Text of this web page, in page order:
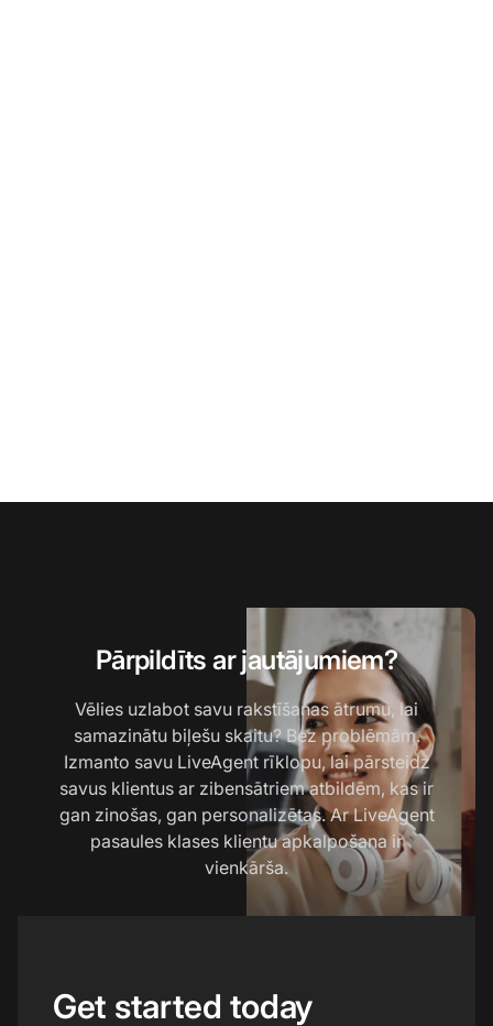
Pārpildīts ar jautājumiem?
Vēlies uzlabot savu rakstīšanas ātrumu, lai
samazinātu biļešu skaitu? Bez problēmām.
Izmanto savu LiveAgent rīklopu, lai pārsteidz
savus klientus ar zibensātriem atbildēm, kas ir
gan zinošas, gan personalizētas. Ar LiveAgent
pasaules klases klientu apkalpošana ir
vienkārša.
Get started today